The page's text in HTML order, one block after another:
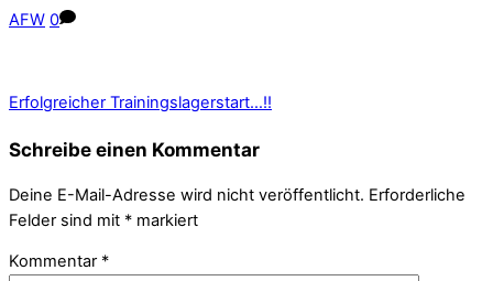
AFW 0
Erfolgreicher Trainingslagerstart…!!
Schreibe einen Kommentar
Deine E-Mail-Adresse wird nicht veröffentlicht. Erforderliche
Felder sind mit * markiert
Kommentar *